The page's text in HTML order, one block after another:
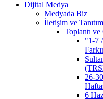
Dijital Medya
Medyada Biz
İletişim ve
Toplantı
"1-7
26-
6